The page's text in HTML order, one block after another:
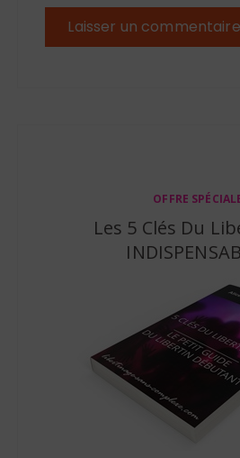
OFFRE
Les 5 Clés Du